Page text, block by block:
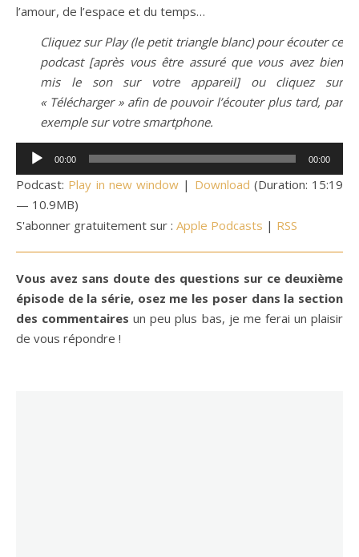
l’amour, de l’espace et du temps…
Cliquez sur Play (le petit triangle blanc) pour écouter ce
podcast [après vous être assuré que vous avez bien
mis le son sur votre appareil] ou cliquez sur
« Télécharger » afin de pouvoir l’écouter plus tard, par
exemple sur votre smartphone.
Lecteur
audio
00:00 00:00
Podcast: Play in new window | Download (Duration: 15:19
— 10.9MB)
S'abonner gratuitement sur : Apple Podcasts | RSS
Vous avez sans doute des questions sur ce deuxième
épisode de la série, osez me les poser dans la section
des commentaires un peu plus bas, je me ferai un plaisir
de vous répondre !